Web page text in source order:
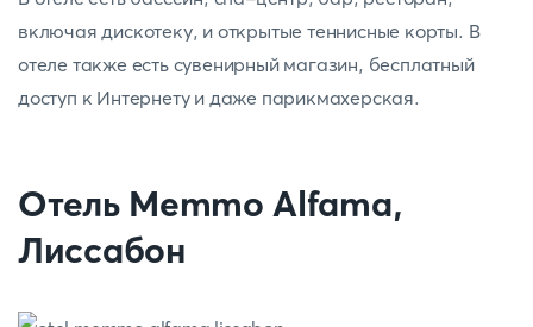
включая дискотеку, и открытые теннисные корты. В
отеле также есть сувенирный магазин, бесплатный
доступ к Интернету и даже парикмахерская.
Отель Memmo Alfama,
Лиссабон